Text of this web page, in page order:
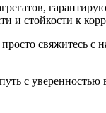
и стойкости к
просто свяжитесь
с